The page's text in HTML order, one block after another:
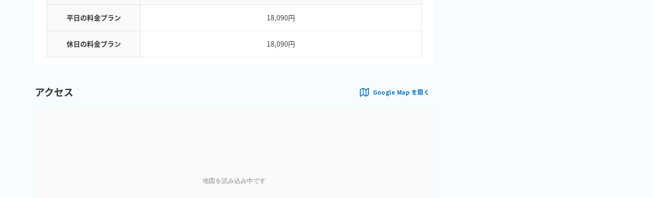
平日の料金プラン 18,090円
休日の料金プラン 18,090円
アクセス Google Map を開く
地図を読み込み中です